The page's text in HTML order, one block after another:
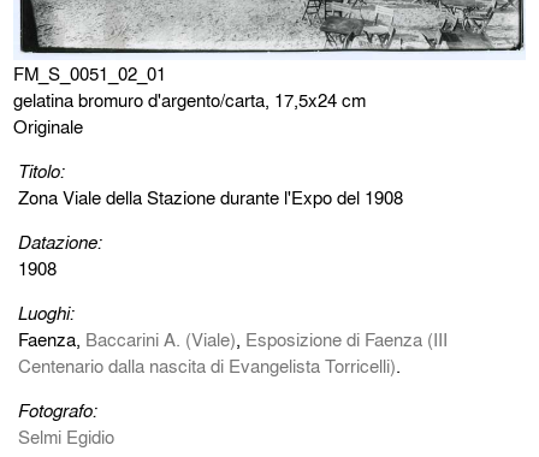
FM_S_0051_02_01
gelatina bromuro d'argento/carta, 17,5x24 cm
Originale
Titolo:
Zona Viale della Stazione durante l'Expo del 1908
Datazione:
1908
Luoghi:
Faenza, Baccarini A. (Viale), Esposizione di Faenza (III
Centenario dalla nascita di Evangelista Torricelli).
Fotografo:
Selmi Egidio